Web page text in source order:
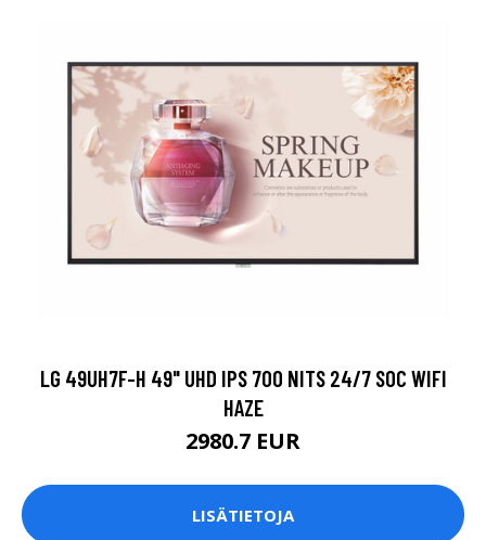
LG 49UH7F-H 49" UHD IPS 700 NITS 24/7 SOC WIFI
HAZE
2980.7 EUR
LISÄTIETOJA